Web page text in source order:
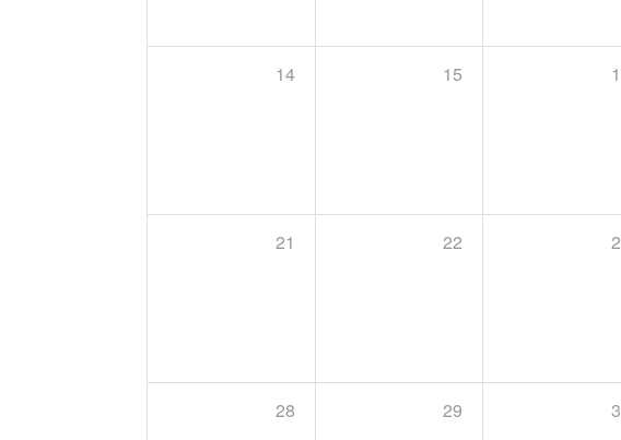
14 15
21 22
28 29